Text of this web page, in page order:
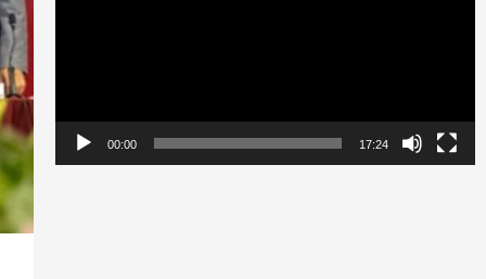
00:00 17:24